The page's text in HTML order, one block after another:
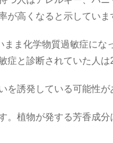
が高くなると示していま
ま化学物質過敏症にな
と診断されていた人は
誘発している可能性が
植物が発する芳香成分